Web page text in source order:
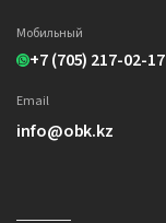
Мобильный
+7 (705) 217-02-17
Email
info@obk.kz